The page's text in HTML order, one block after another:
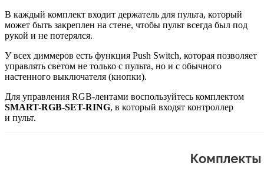
В каждый комплект входит держатель для пульта, который
может быть закреплен на стене, чтобы пульт всегда был под
рукой и не потерялся.
У всех диммеров есть функция Push Switch, которая позволяет
управлять светом не только с пульта, но и с обычного
настенного выключателя (кнопки).
Для управления RGB-лентами воспользуйтесь комплектом
SMART-RGB-SET-RING, в который входят контроллер
и пульт.